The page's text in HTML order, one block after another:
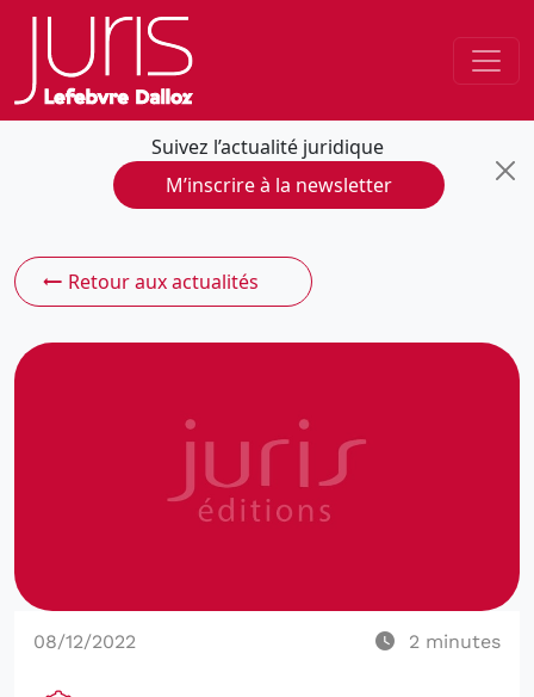
Suivez l’actualité juridique
M’inscrire à la newsletter
Retour aux actualités
08/12/2022 2 minutes